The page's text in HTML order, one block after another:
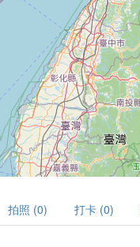
拍照 (0) 打卡 (0)